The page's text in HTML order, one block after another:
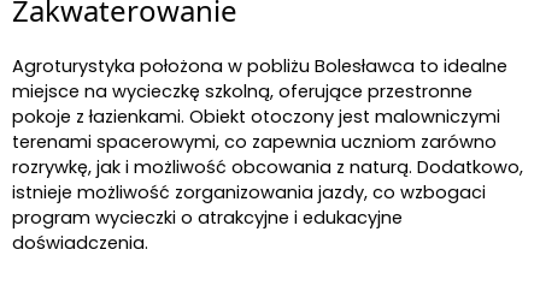
Zakwaterowanie
Agroturystyka położona w pobliżu Bolesławca to idealne
miejsce na wycieczkę szkolną, oferujące przestronne
pokoje z łazienkami. Obiekt otoczony jest malowniczymi
terenami spacerowymi, co zapewnia uczniom zarówno
rozrywkę, jak i możliwość obcowania z naturą. Dodatkowo,
istnieje możliwość zorganizowania jazdy, co wzbogaci
program wycieczki o atrakcyjne i edukacyjne
doświadczenia.